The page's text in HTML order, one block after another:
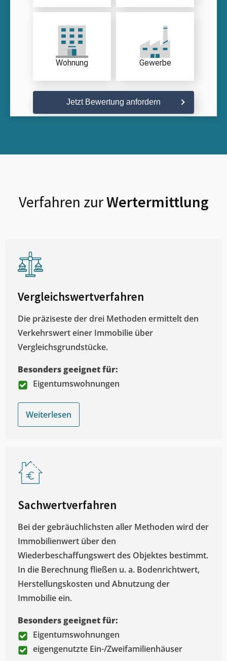
Wohnung Gewerbe
Jetzt Bewertung anfordern
Verfahren zurWertermittlung
Vergleichswertverfahren
Die präziseste der drei Methoden ermittelt den
Verkehrswert einer Immobilie über
Vergleichsgrundstücke.
Besonders geeignet für:
Eigentumswohnungen
Weiterlesen
Sachwertverfahren
Bei der gebräuchlichsten aller Methoden wird der
Immobilienwert über den
Wiederbeschaffungswert des Objektes bestimmt.
In die Berechnung fließen u. a. Bodenrichtwert,
Herstellungskosten und Abnutzung der
Immobilie ein.
Besonders geeignet für:
Eigentumswohnungen
eigengenutzte Ein-/Zweifamilienhäuser